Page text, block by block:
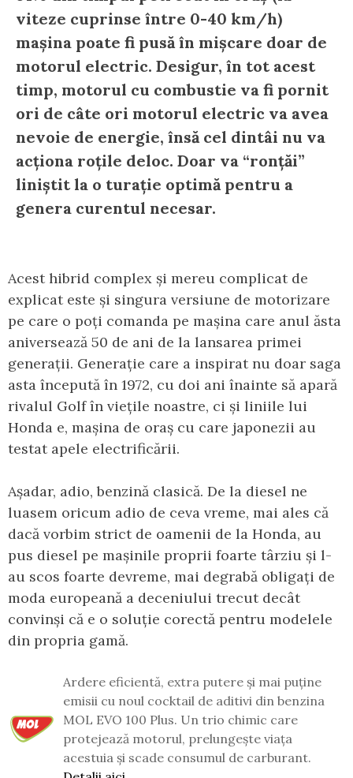
viteze cuprinse între 0-40 km/h)
mașina poate fi pusă în mișcare doar de
motorul electric. Desigur, în tot acest
timp, motorul cu combustie va fi pornit
ori de câte ori motorul electric va avea
nevoie de energie, însă cel dintâi nu va
acționa roțile deloc. Doar va “ronțăi”
liniștit la o turație optimă pentru a
genera curentul necesar.
Acest hibrid complex și mereu complicat de
explicat este și singura versiune de motorizare
pe care o poți comanda pe mașina care anul ăsta
aniversează 50 de ani de la lansarea primei
generații. Generație care a inspirat nu doar saga
asta începută în 1972, cu doi ani înainte să apară
rivalul Golf în viețile noastre, ci și liniile lui
Honda e, mașina de oraș cu care japonezii au
testat apele electrificării.
Așadar, adio, benzină clasică. De la diesel ne
luasem oricum adio de ceva vreme, mai ales că
dacă vorbim strict de oamenii de la Honda, au
pus diesel pe mașinile proprii foarte târziu și l-
au scos foarte devreme, mai degrabă obligați de
moda europeană a deceniului trecut decât
convinși că e o soluție corectă pentru modelele
din propria gamă.
Ardere eficientă, extra putere și mai puține
emisii cu noul cocktail de aditivi din benzina
MOL EVO 100 Plus. Un trio chimic care
protejează motorul, prelungește viața
acestuia și scade consumul de carburant.